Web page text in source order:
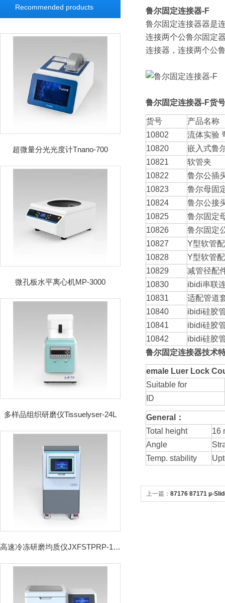
Recommended products
超微量分光光度计Tnano-700
微孔板水平离心机MP-3000
多样品组织研磨仪Tissuelyser-24L
高速冷冻研磨均质仪JXFSTPRP-192CL
鲁尔固定连接器-F
鲁尔固定连接器器是
连接两个公鲁尔固定
连接器， 连接两个公
鲁尔固定连接器-F货
货号
产品名称
10802
流体实验
10820
嵌入式鲁
10821
软管夹
10822
鲁尔公插
10823
鲁尔母固
10824
鲁尔公接
10825
鲁尔固定
10826
鲁尔固定
10827
Y型软管
10828
Y型软管
10829
减管径配
10830
ibidi串联
10831
适配管道
10840
ibidi硅胶
10841
ibidi硅胶
10842
ibidi硅胶
鲁尔固定连接器技术
emale Luer Lock
Suitable for
ID
General：
Total height
16
Angle
Temp. stability
上一篇： 87176 87171 µ-